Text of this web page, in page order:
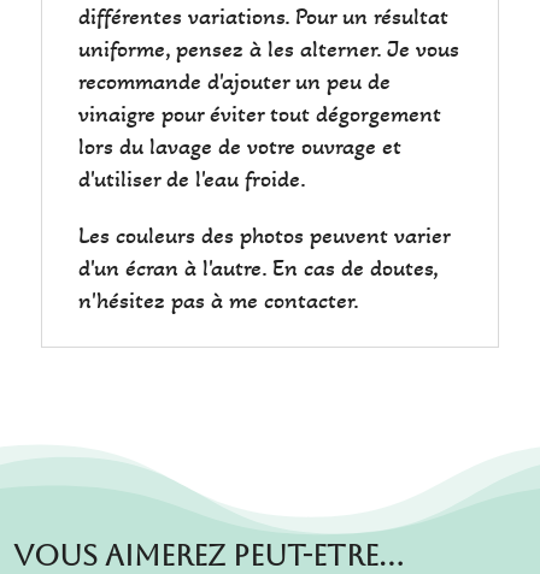
différentes variations. Pour un résultat
uniforme, pensez à les alterner. Je vous
recommande d'ajouter un peu de
vinaigre pour éviter tout dégorgement
lors du lavage de votre ouvrage et
d'utiliser de l'eau froide.
Les couleurs des photos peuvent varier
d'un écran à l'autre. En cas de doutes,
n'hésitez pas à me contacter.
Vous aimerez peut-etre…